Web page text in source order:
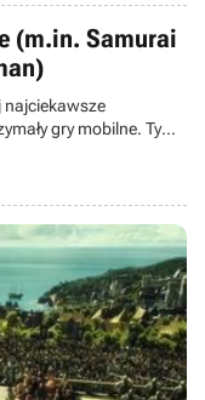
(m.in. Samurai
najciekawsze
gry mobilne. Tym
tytułów jak Lightning
i Samurai Blitz.